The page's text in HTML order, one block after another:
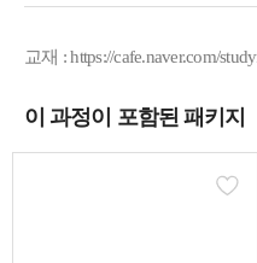
10. [경제학][기본강의] 6.
72분
11. [경제학][기본강의] 7.
교재 :https://cafe.naver.com/
이 과정이 포함된 패키지